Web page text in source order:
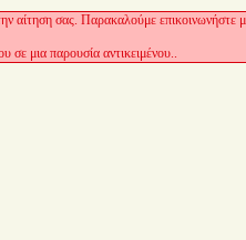
αίτηση σας. Παρακαλούμε επικοινωνήστε
σε μια παρουσία αντικειμένου..